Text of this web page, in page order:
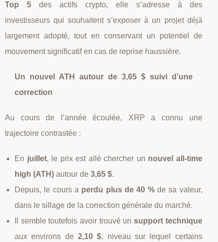
Top 5des actifs crypto, elle s’adresse à des
investisseurs qui souhaitent s’exposer à un projet déjà
largement adopté, tout en conservant un potentiel de
mouvement significatif en cas de reprise haussière.
Un nouvel ATH autour de 3,65 $ suivi d’une
correction
Au cours de l’année écoulée, XRP a connu une
trajectoire contrastée :
En juillet, le prix est allé chercher un nouvel all‑time
high (ATH) autour de 3,65 $.
Depuis, le cours a perdu plus de 40 %de sa valeur,
dans le sillage de la correction générale du marché.
Il semble toutefois avoir trouvé un support technique
aux environs de 2,10 $, niveau sur lequel certains